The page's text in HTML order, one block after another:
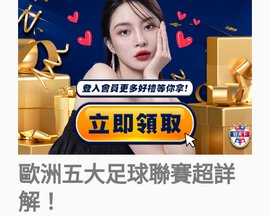
歐洲五大足球聯賽超詳
解！